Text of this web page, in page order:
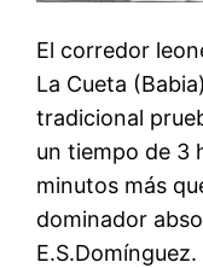
El corredor
La Cueta
tradicional
un tiempo de 3
minutos más
dominador